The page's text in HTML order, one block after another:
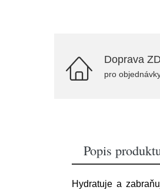
Doprava
pro
Popis
Hydratuje a